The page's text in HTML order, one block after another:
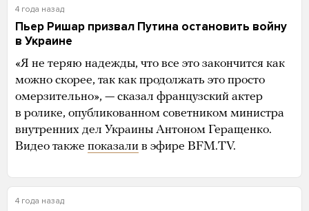
4 года назад
Пьер Ришар призвал Путина остановить войну
в Украине
«Я не теряю надежды, что все это закончится как
можно скорее, так как продолжать это просто
омерзительно», — сказал французский актер
в ролике, опубликованном советником министра
внутренних дел Украины Антоном Геращенко.
Видео также показали в эфире BFM.TV.
4 года назад